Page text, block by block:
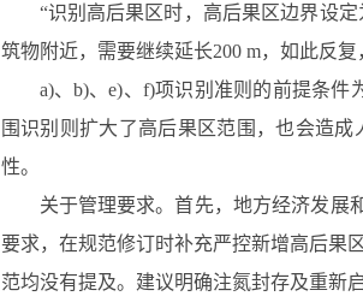
“识别高后果区时，高后果区边界设
筑物附近，需要继续延长200 m，如此反
a)、b)、e)、f)项识别准则的前提条件
围识别则扩大了高后果区范围，也会造
性。
关于管理要求。首先，地方经济发展
要求，在规范修订时补充严控新增高后果
范均没有提及。建议明确注氮封存及重